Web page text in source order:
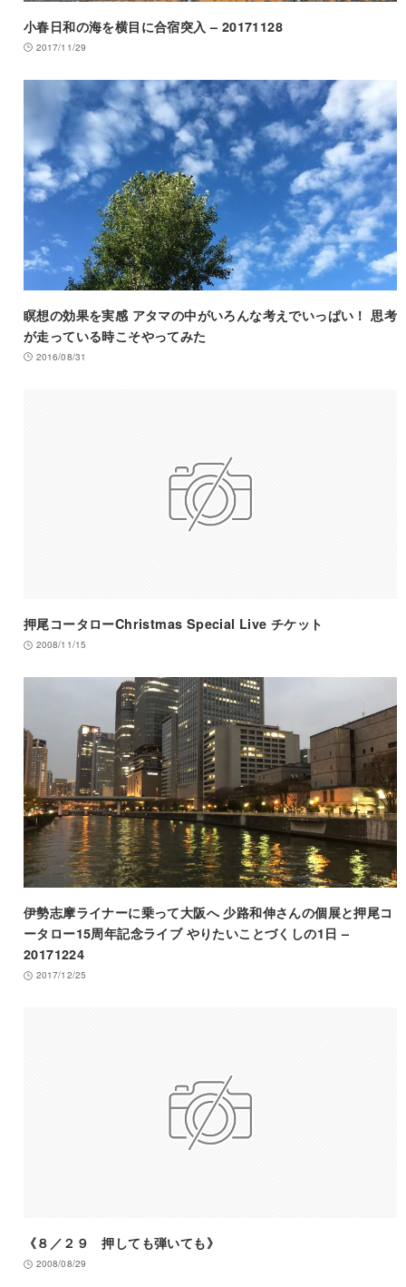
小春日和の海を横目に合宿突入 – 20171128
2017/11/29
瞑想の効果を実感 アタマの中がいろんな考えでいっぱい！ 思考
が走っている時こそやってみた
2016/08/31
押尾コータローChristmas Special Live チケット
2008/11/15
伊勢志摩ライナーに乗って大阪へ 少路和伸さんの個展と押尾コ
ータロー15周年記念ライブ やりたいことづくしの1日 –
20171224
2017/12/25
《８／２９ 押しても弾いても》
2008/08/29